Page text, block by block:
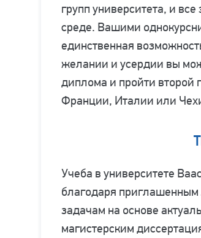
групп университета, и
среде. Вашими
единственная
желании и усердии вы
диплома и пройти второй
Франции, Италии или
Учеба в университете
благодаря приглашенным
задачам на основе
магистерским